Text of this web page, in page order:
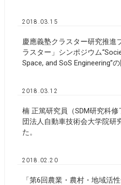
2018.03.15
慶應義塾クラスター研究推進
ラスター」シンポジウム
Space, and SoS Engineering”
2018.03.12
楠 正篤研究員（SDM研究科
団法人自動車技術会大学院研
た。
2018.02.20
「第6回農業・農村・地域